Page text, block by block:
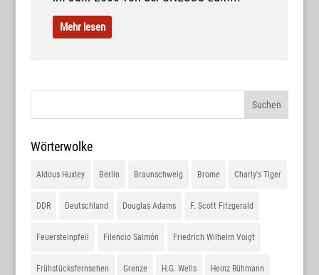
Mehr lesen
Wörterwolke
Aldous Huxley Berlin Braunschweig Brome Charly's Tiger
DDR Deutschland Douglas Adams F. Scott Fitzgerald
Feuersteinpfeil Filencio Salmón Friedrich Wilhelm Voigt
Frühstücksfernsehen Grenze H.G. Wells Heinz Rühmann